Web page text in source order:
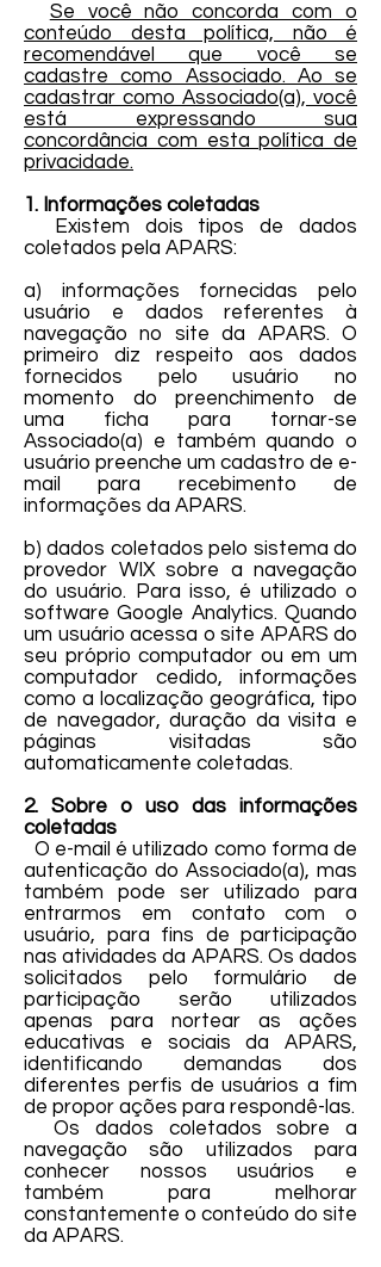
Se você não concorda com o
conteúdo desta política, não é
recomendável que você se
cadastre como Associado. Ao se
cadastrar como Associado(a), você
está expressando sua
concordância com esta política de
privacidade.
1. Informações coletadas
Existem dois tipos de dados
coletados pela APARS:
a) informações fornecidas pelo
usuário e dados referentes à
navegação no site da APARS. O
primeiro diz respeito aos dados
fornecidos pelo usuário no
momento do preenchimento de
uma ficha para tornar-se
Associado(a) e também quando o
usuário preenche um cadastro de e-
mail para recebimento de
informações da APARS.
b) dados coletados pelo sistema do
provedor WIX sobre a navegação
do usuário. Para isso, é utilizado o
software Google Analytics. Quando
um usuário acessa o site APARS do
seu próprio computador ou em um
computador cedido, informações
como a localização geográfica, tipo
de navegador, duração da visita e
páginas visitadas são
automaticamente coletadas.
2. Sobre o uso das informações
coletadas
O e-mail é utilizado como forma de
autenticação do Associado(a), mas
também pode ser utilizado para
entrarmos em contato com o
usuário, para fins de participação
nas atividades da APARS. Os dados
solicitados pelo formulário de
participação serão utilizados
apenas para nortear as ações
educativas e sociais da APARS,
identificando demandas dos
diferentes perfis de usuários a fim
de propor ações para respondê-las.
Os dados coletados sobre a
navegação são utilizados para
conhecer nossos usuários e
também para melhorar
constantemente o conteúdo do site
da APARS.